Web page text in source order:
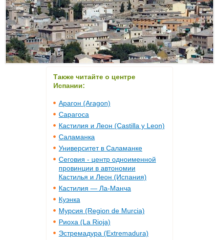
Также читайте о центре
Испании:
Арагон (Aragon)
Сарагоса
Кастилия и Леон (Castilla y Leon)
Саламанка
Университет в Саламанке
Сеговия - центр одноименной
провинции в автономии
Кастилья и Леон (Испания)
Кастилия — Ла-Манча
Куэнка
Мурсия (Region de Murcia)
Риоха (La Rioja)
Эстремадура (Extremadura)